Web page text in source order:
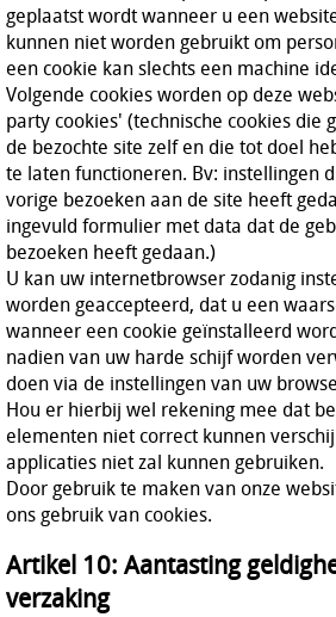
geplaatst wordt wanneer u een
kunnen niet worden gebruikt om
een cookie kan slechts een machine
Volgende cookies worden op deze
party cookies' (technische cookies die
de bezochte site zelf en die tot doel
te laten functioneren. Bv: instellingen
vorige bezoeken aan de site heeft
ingevuld formulier met data dat de
bezoeken heeft gedaan.)
U kan uw internetbrowser zodanig
worden geaccepteerd, dat u een
wanneer een cookie geïnstalleerd
nadien van uw harde schijf worden
doen via de instellingen van uw
Hou er hierbij wel rekening mee dat
elementen niet correct kunnen
applicaties niet zal kunnen gebruiken.
Door gebruik te maken van onze
ons gebruik van cookies.
Artikel 10: Aantasting
verzaking